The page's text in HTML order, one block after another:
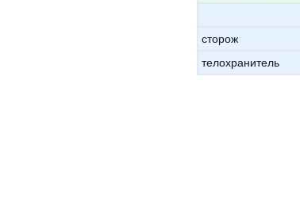
сторож
телохранитель